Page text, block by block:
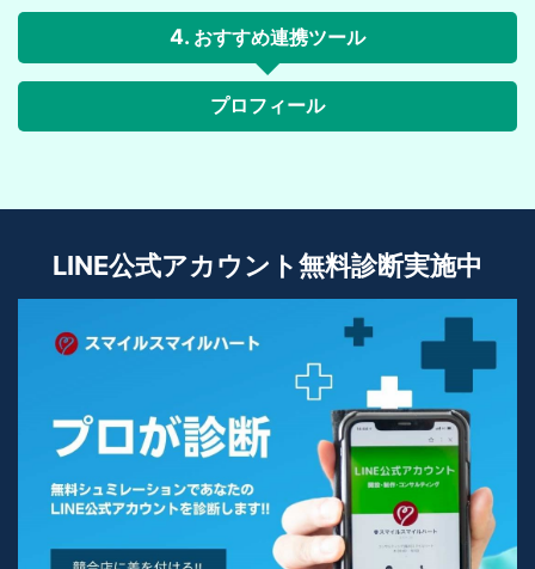
おすすめ連携ツール
プロフィール
LINE公式アカウント無料診断実施中